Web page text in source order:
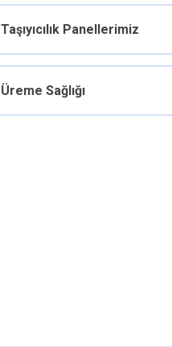
Taşıyıcılık Panellerimiz
Üreme Sağlığı